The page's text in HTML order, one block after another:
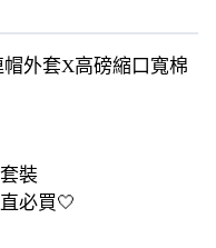
外套X高磅縮口寬棉
裝
必買🤍